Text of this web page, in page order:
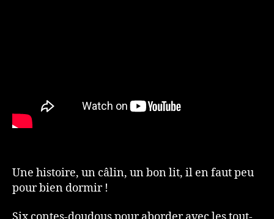
Une histoire, un câlin, un bon lit, il en faut peu
pour bien dormir !